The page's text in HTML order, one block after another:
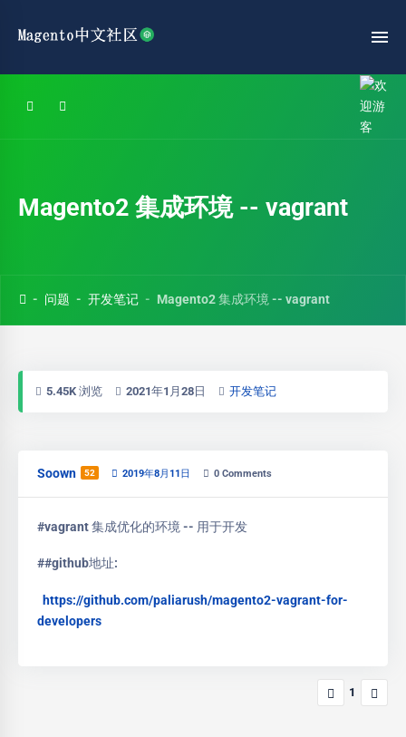
Magento2 集成环境 -- vagrant
问题 开发笔记 Magento2 集成环境 -- vagrant
5.45K 浏览 2021年1月28日 开发笔记
Soown 52 2019年8月11日 0 Comments
#vagrant 集成优化的环境 -- 用于开发
##github地址:
https://github.com/paliarush/magento2-vagrant-for-
developers
1